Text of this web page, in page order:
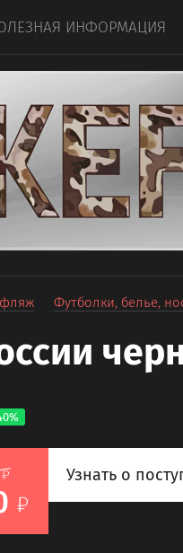
ИНФОРМАЦИЯ
Футболки, белье,
Узнать о